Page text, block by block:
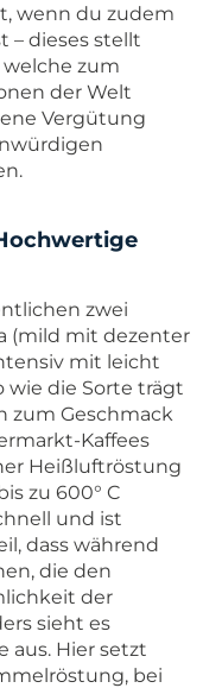
wenn du zudem
– dieses stellt
welche zum
der Welt
Vergütung
zwei
(mild mit dezenter
mit leicht
wie die Sorte trägt
zum Geschmack
Kaffees
Heißluftröstung
zu 600° C
und ist
dass während
die den
der
sieht es
aus. Hier setzt
bei